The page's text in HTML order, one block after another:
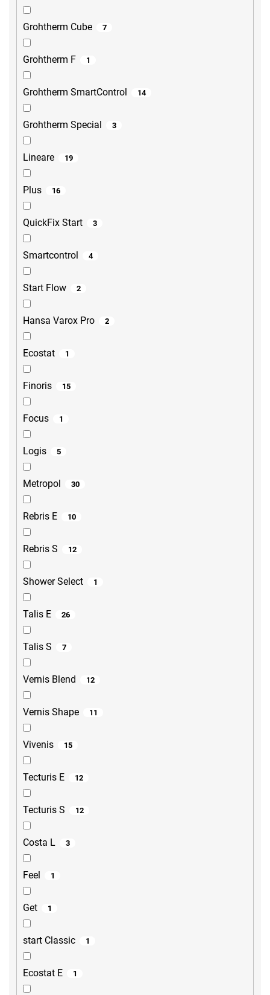
Grohtherm Cube 7
Grohtherm F 1
Grohtherm SmartControl 14
Grohtherm Special 3
Lineare 19
Plus 16
QuickFix Start 3
Smartcontrol 4
Start Flow 2
Hansa Varox Pro 2
Ecostat 1
Finoris 15
Focus 1
Logis 5
Metropol 30
Rebris E 10
Rebris S 12
Shower Select 1
Talis E 26
Talis S 7
Vernis Blend 12
Vernis Shape 11
Vivenis 15
Tecturis E 12
Tecturis S 12
Costa L 3
Feel 1
Get 1
start Classic 1
Ecostat E 1